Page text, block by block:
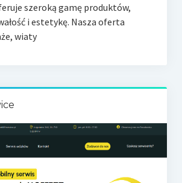
szeroką gamę produktów,
i estetykę. Nasza oferta
wiaty